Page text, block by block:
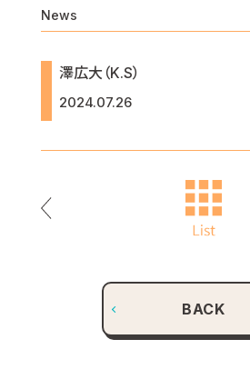
News
澤広大（K.S）
2024.07.26
BACK